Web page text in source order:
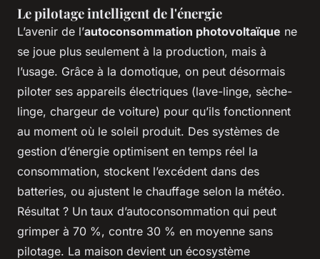
Le pilotage intelligent de l'énergie
L’avenir de l’autoconsommation photovoltaïque ne
se joue plus seulement à la production, mais à
l’usage. Grâce à la domotique, on peut désormais
piloter ses appareils électriques (lave-linge, sèche-
linge, chargeur de voiture) pour qu’ils fonctionnent
au moment où le soleil produit. Des systèmes de
gestion d’énergie optimisent en temps réel la
consommation, stockent l’excédent dans des
batteries, ou ajustent le chauffage selon la météo.
Résultat ? Un taux d’autoconsommation qui peut
grimper à 70 %, contre 30 % en moyenne sans
pilotage. La maison devient un écosystème